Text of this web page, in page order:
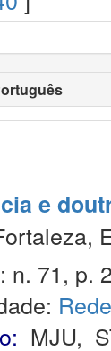
e
n. 71, p.
MJU,